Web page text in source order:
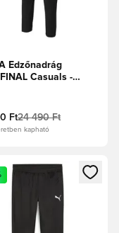
Edzőnadrág
Casuals -
Ft24 490 Ft
kapható
vagy a tagként
egy modált a